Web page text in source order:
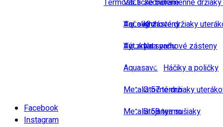
Vane
Vaňové zásteny
Výtoky na vaňu
Termostatické baterie
Aqualight
Aquamat
Aquasave
Metalia 57 termo
Metalia 58 termo
Jednoramenné
Kruhové držiaky
Na sprchové zásteny
Háčiky a poličky
Otočné držiaky
Stojanya sušiaky
Facebook
Instagram